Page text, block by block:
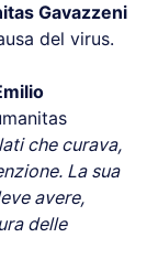
Gavazzeni
del virus.
che curava,
La sua
avere,
delle